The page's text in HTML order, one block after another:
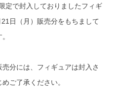
定で封入しておりましたフィギ
日（月）販売分をもちまして
分には、フィギュアは封入さ
ご了承ください。